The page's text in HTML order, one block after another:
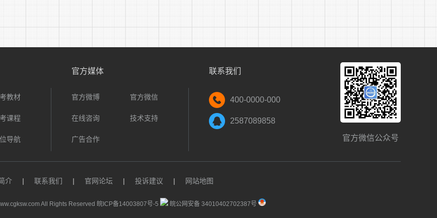
年9月24日(星期六)，上午9:00-11:00
试地点
试地点以《准考证》为准。报考人员于2022年9月22日9：00后登录淮南人事考试网自行打印《准考
教材
课程
导航
官方媒体
官方微博 官方微信
在线咨询 技术支持
广告合作
联系我们
400-0000-000
2587089858
官方微信公众号
介 | 联系我们 | 官网论坛 | 投诉建议 | 网站地图
All Rights Reserved 皖ICP备14003807号-5 皖公网安备 34010402702387号